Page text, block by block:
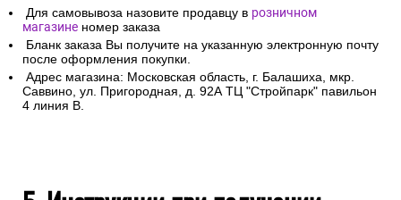
Для самовывоза назовите продавцу в розничном
магазине номер заказа
Бланк заказа Вы получите на указанную электронную почту
после оформления покупки.
Адрес магазина: Московская область, г. Балашиха, мкр.
Саввино, ул. Пригородная, д. 92А ТЦ "Стройпарк" павильон
4 линия В.